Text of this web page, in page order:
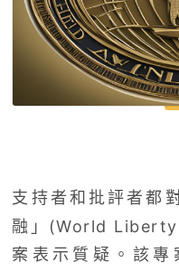
支持者和批評者都
融」(World
案表示質疑。該